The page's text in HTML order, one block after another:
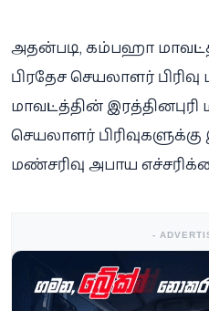
அதன்படி, கம்பஹா
பிரதேச செயலாளர் பிரிவு
மாவட்டத்தின் இரத்தினபுரி
செயலாளர்
மண்சரிவு அபாய
-